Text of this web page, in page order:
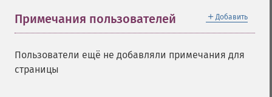
＋ Добавить
Примечания пользователей
Пользователи ещё не добавляли примечания для
страницы